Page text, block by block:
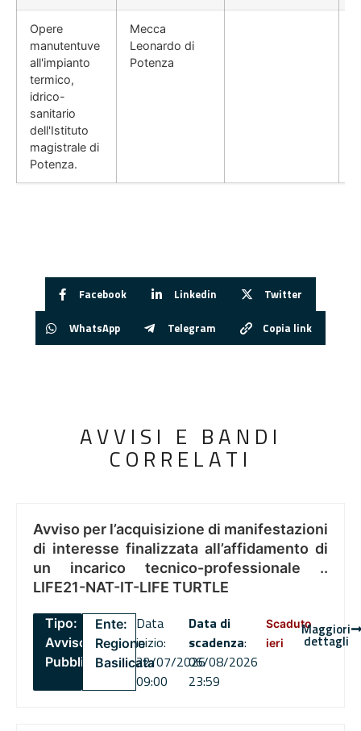
Opere
manutentuve
all'impianto
termico,
idrico-
sanitario
dell'Istituto
magistrale di
Potenza.
Mecca
Leonardo di
Potenza
Facebook Linkedin Twitter
WhatsApp Telegram Copia link
AVVISI E BANDI
CORRELATI
Avviso per l’acquisizione di manifestazioni
di interesse finalizzata all’affidamento di
un incarico tecnico-professionale ..
LIFE21-NAT-IT-LIFE TURTLE
Tipo:
Avviso
Pubblico
Ente:
Regione
Basilicata
Data
inizio:
22/07/2026
09:00
Data di
scadenza:
06/08/2026
23:59
Scaduto
ieri
Maggiori
dettagli